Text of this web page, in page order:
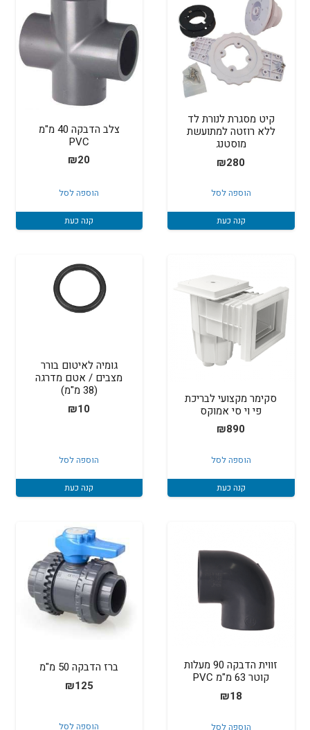
קיט מסגרת לנורת לד
ללא רוזטה למתועשת
מוסטנג
₪280
הוספה לסל
קנה כעת
צלב הדבקה 40 מ"מ
PVC
₪20
הוספה לסל
קנה כעת
סקימר מקצועי לבריכת
פי וי סי אמוקס
₪890
הוספה לסל
קנה כעת
גומיה לאיטום בורר
מצבים / אטם מדרגה
(38 מ"מ)
₪10
הוספה לסל
קנה כעת
זווית הדבקה 90 מעלות
קוטר 63 מ"מ PVC
₪18
הוספה לסל
ברז הדבקה 50 מ"מ
₪125
הוספה לסל